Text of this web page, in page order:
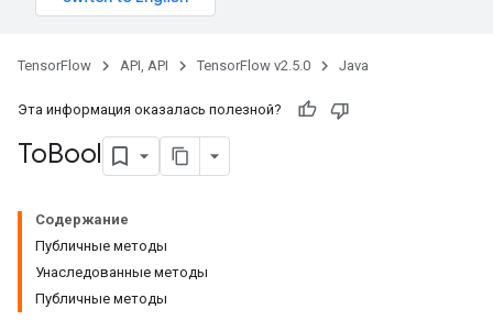
TensorFlow API, API TensorFlow v2.5.0 Java
Эта информация оказалась полезной?
ToBool
Содержание
Публичные методы
Унаследованные методы
Публичные методы